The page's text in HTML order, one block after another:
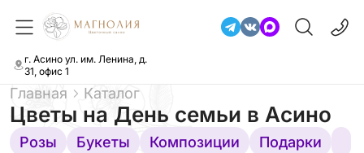
г. Асино ул. им. Ленина, д.
31, офис 1
Главная Каталог
Цветы на День семьи в Асино
Розы Букеты Композиции
Подарки